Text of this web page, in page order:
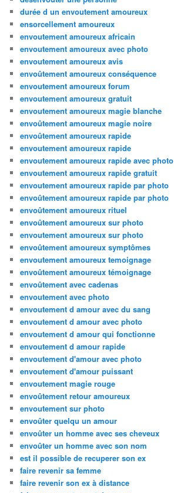
durée d un envoutement amoureux
ensorcellement amoureux
envoutement amoureux africain
envoutement amoureux avec photo
envoutement amoureux avis
envoûtement amoureux conséquence
envoutement amoureux forum
envoutement amoureux gratuit
envoutement amoureux magie blanche
envoûtement amoureux magie noire
envoûtement amoureux rapide
envoutement amoureux rapide
envoutement amoureux rapide avec photo
envoutement amoureux rapide gratuit
envoutement amoureux rapide par photo
envoûtement amoureux rapide par photo
envoûtement amoureux rituel
envoûtement amoureux sur photo
envoutement amoureux sur photo
envoûtement amoureux symptômes
envoutement amoureux temoignage
envoûtement amoureux témoignage
envoûtement avec cadenas
envoutement avec photo
envoutement d amour avec du sang
envoutement d amour avec photo
envoutement d amour qui fonctionne
envoutement d amour rapide
envoutement d'amour avec photo
envoutement d'amour puissant
envoutement magie rouge
envoûtement retour amoureux
envoutement sur photo
envoûter quelqu un amour
envoûter un homme avec ses cheveux
envoûter un homme avec son nom
est il possible de recuperer son ex
faire revenir sa femme
faire revenir son ex à distance